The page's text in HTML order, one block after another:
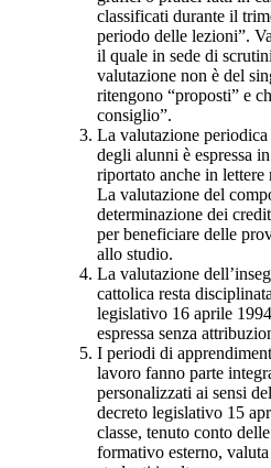
classificati durante il
periodo delle lezioni”.
il quale in sede di
valutazione non è del
ritengono “proposti” e
consiglio”.
La valutazione
degli alunni è espressa
riportato anche in
La valutazione del
determinazione dei
per beneficiare delle
allo studio.
La valutazione
cattolica resta
legislativo 16 aprile
espressa senza
I periodi di
lavoro fanno parte
personalizzati ai sensi
decreto legislativo 15
classe, tenuto conto
formativo esterno,